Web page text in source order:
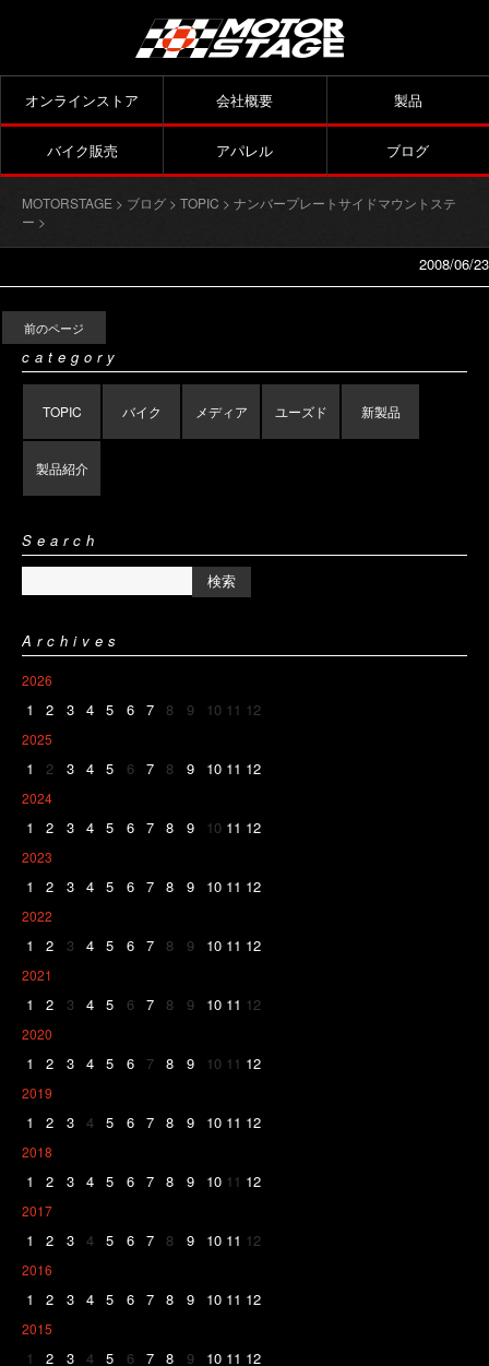
オンラインストア 会社概要 製品
バイク販売 アパレル ブログ
MOTORSTAGE > ブログ > TOPIC > ナンバープレートサイドマウントステ
ー >
2008/06/23
前のページ
category
TOPIC バイク メディア ユーズド 新製品
製品紹介
Search
Archives
2026
1 2 3 4 5 6 7 8 9 10 11 12
2025
1 2 3 4 5 6 7 8 9 10 11 12
2024
1 2 3 4 5 6 7 8 9 10 11 12
2023
1 2 3 4 5 6 7 8 9 10 11 12
2022
1 2 3 4 5 6 7 8 9 10 11 12
2021
1 2 3 4 5 6 7 8 9 10 11 12
2020
1 2 3 4 5 6 7 8 9 10 11 12
2019
1 2 3 4 5 6 7 8 9 10 11 12
2018
1 2 3 4 5 6 7 8 9 10 11 12
2017
1 2 3 4 5 6 7 8 9 10 11 12
2016
1 2 3 4 5 6 7 8 9 10 11 12
2015
1 2 3 4 5 6 7 8 9 10 11 12